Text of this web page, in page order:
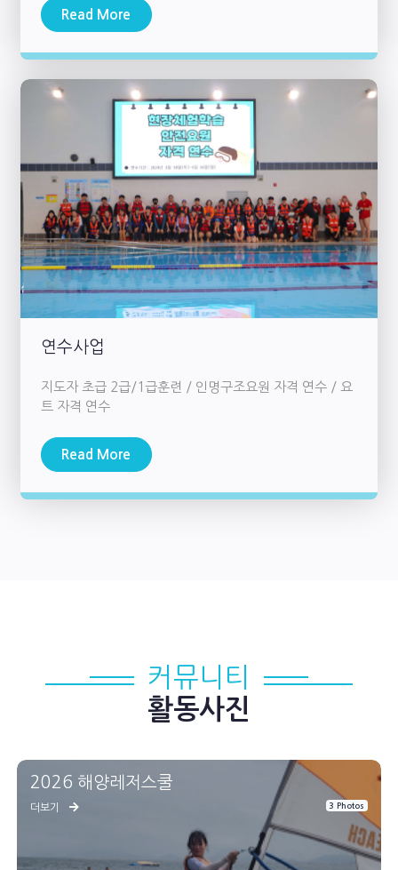
Read More
연수사업
지도자 초급 2급/1급훈련 / 인명구조요원 자격 연수 / 요
트 자격 연수
Read More
커뮤니티
활동사진
2026 해양레저스쿨
더보기 3 Photos